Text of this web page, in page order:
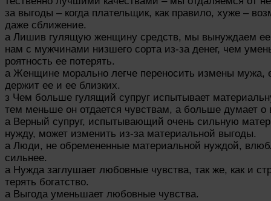
за выгоды – когда плательщик, как правило, хуже –
даже сближение.
а Лишив гулящую женщину средств, мы вынуждаем ее
нам с мужчинами низшего сорта из-за денег, чем
роятность ее потерять.
а Женщине морально легче переносить измены мужа,
держит ее и ее близких.
з Чем больше гулящий супруг испытывает
тем меньше он отдается чувствам, а больше думает о
а Верный супруг, испытывающий очень сильную
нужду, может изменить из-за материальной выгоды.
а Люди, не обремененные материальной нуждой,
сильнее.
а Нужда заглушает любовные чувства, так же, как и
терять богатство.
а Выгода уменьшает любовные чувства.